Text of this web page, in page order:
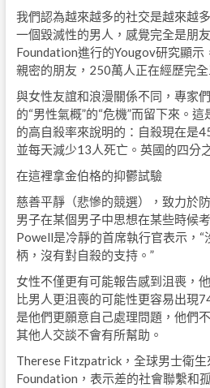
我們認為越來越多的社交是越來越
一個毀滅性的男人，感覺完全是朋
Foundation進行的Yougov研究顯示
親密的朋友，250萬人正在經歷完全
與女性友誼和浪漫關係不同，專家
的“男性氣概”的“危機”而留下來。
的高自殺率來說明的：自殺現在是
並每天減少13人死亡。英國的四分
在這裡拿金伯格的抑鬱試驗
慈善平靜（悲慘的競選），致力於
男子在某個男子中思想在某些時候
Powell是冷靜的首席執行官表示，“
柄，沒有對自殺的支持。”
女性不僅更有可能報告感到沮喪，
比男人更沮喪的可能性更容易出現
是他們更願意自己處理問題，他們
其他人交談不會有所幫助。
Therese Fitzpatrick，全球男士衛
Foundation，表示差的社會聯繫和